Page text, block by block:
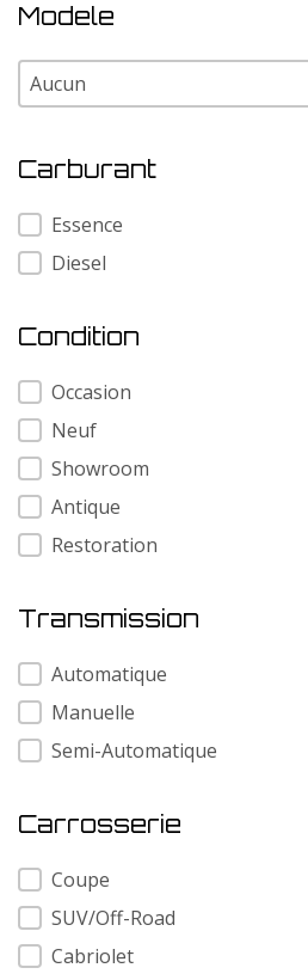
Modele
Modele
Modele
Carburant
Carburant
Essence
Diesel
Condition
Condition
Occasion
Neuf
Showroom
Antique
Restoration
Transmission
Transmission
Automatique
Manuelle
Semi-Automatique
Carrosserie
Carrosserie
Coupe
SUV/Off-Road
Cabriolet